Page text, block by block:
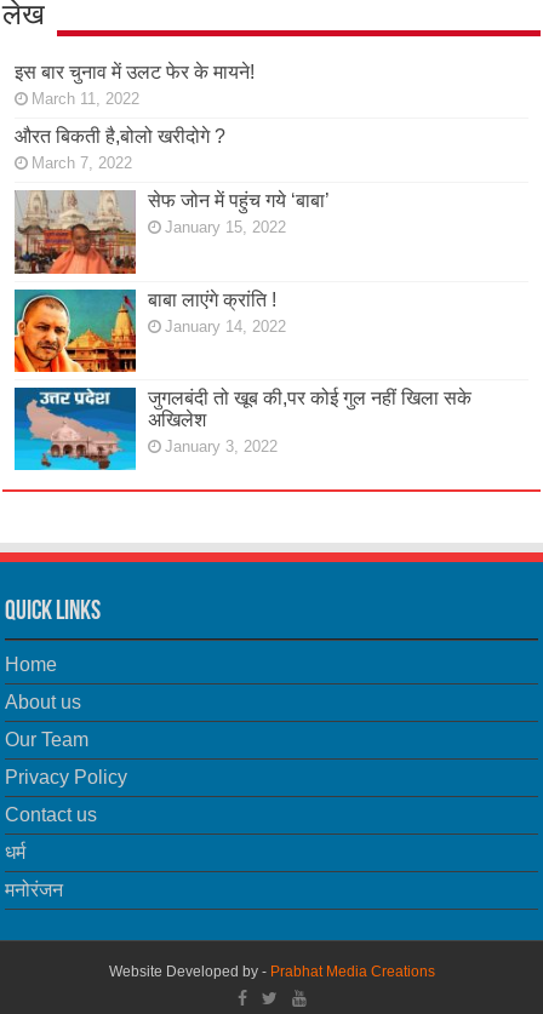
लेख
इस बार चुनाव में उलट फेर के मायने!
March 11, 2022
औरत बिकती है,बोलो खरीदोगे ?
March 7, 2022
सेफ जोन में पहुंच गये ‘बाबा’
January 15, 2022
बाबा लाएंगे क्रांति !
January 14, 2022
जुगलबंदी तो खूब की,पर कोई गुल नहीं खिला सके
अखिलेश
January 3, 2022
Quick Links
Home
About us
Our Team
Privacy Policy
Contact us
धर्म
मनोरंजन
Website Developed by - Prabhat Media Creations